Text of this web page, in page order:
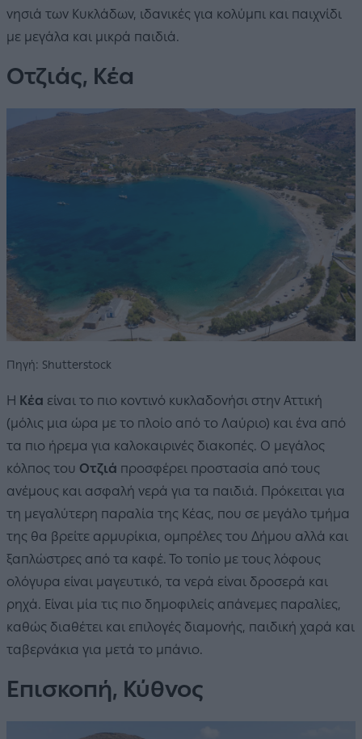
νησιά των Κυκλάδων, ιδανικές για κολύμπι και παιχνίδι
με μεγάλα και μικρά παιδιά.
Οτζιάς, Κέα
Πηγή: Shutterstock
Η Κέα είναι το πιο κοντινό κυκλαδονήσι στην Αττική
(μόλις μια ώρα με το πλοίο από το Λαύριο) και ένα από
τα πιο ήρεμα για καλοκαιρινές διακοπές. Ο μεγάλος
κόλπος του Οτζιά προσφέρει προστασία από τους
ανέμους και ασφαλή νερά για τα παιδιά. Πρόκειται για
τη μεγαλύτερη παραλία της Κέας, που σε μεγάλο τμήμα
της θα βρείτε αρμυρίκια, ομπρέλες του Δήμου αλλά και
ξαπλώστρες από τα καφέ. Το τοπίο με τους λόφους
ολόγυρα είναι μαγευτικό, τα νερά είναι δροσερά και
ρηχά. Είναι μία τις πιο δημοφιλείς απάνεμες παραλίες,
καθώς διαθέτει και επιλογές διαμονής, παιδική χαρά και
ταβερνάκια για μετά το μπάνιο.
Επισκοπή, Κύθνος